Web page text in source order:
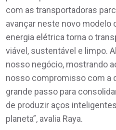
com as transportadoras
avançar neste novo modelo
energia elétrica torna o
viável, sustentável e limpo.
nosso negócio, mostrando
nosso compromisso com a
grande passo para
de produzir aços
planeta”, avalia Raya.